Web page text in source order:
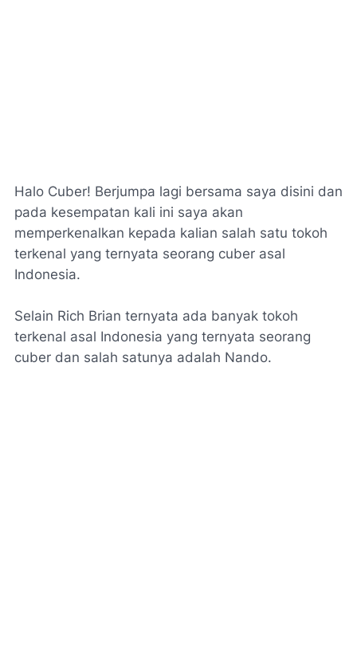
Halo Cuber! Berjumpa lagi bersama saya disini dan
pada kesempatan kali ini saya akan
memperkenalkan kepada kalian salah satu tokoh
terkenal yang ternyata seorang cuber asal
Indonesia.
Selain Rich Brian ternyata ada banyak tokoh
terkenal asal Indonesia yang ternyata seorang
cuber dan salah satunya adalah Nando.